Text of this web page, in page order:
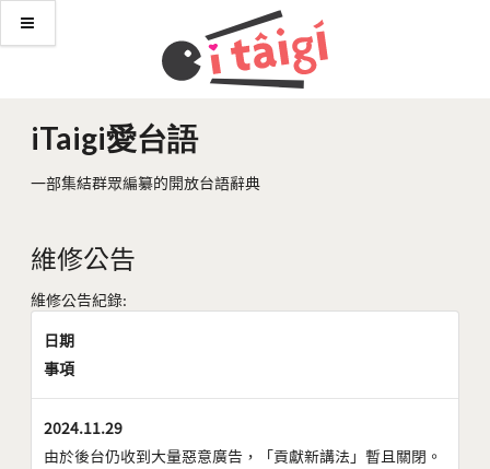
iTaigi愛台語
一部集結群眾編纂的開放台語辭典
維修公告
維修公告紀錄:
日期
事項
2024.11.29
由於後台仍收到大量惡意廣告，「貢獻新講法」暫且關閉。